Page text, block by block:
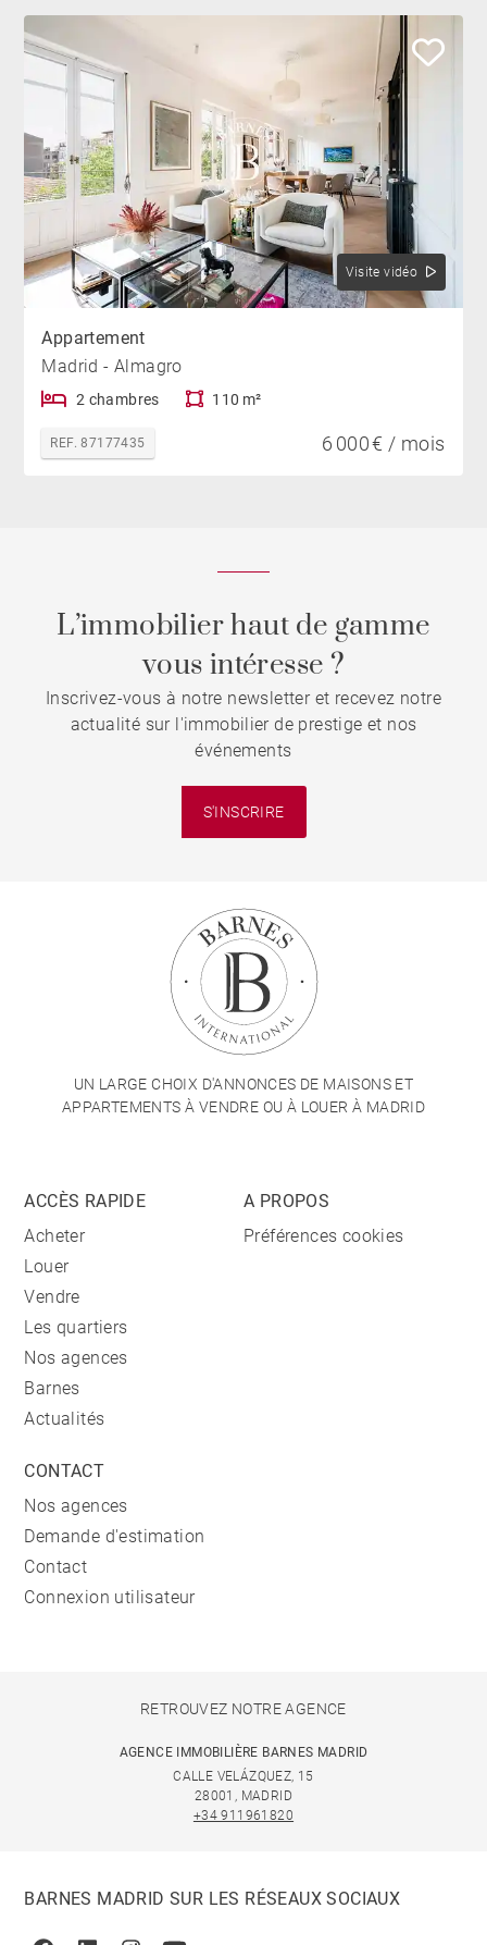
Visite vidéo
Appartement
Madrid - Almagro
2 chambres 110 m²
REF. 87177435 6 000 € / mois
L’immobilier haut de gamme
vous intéresse ?
Inscrivez-vous à notre newsletter et recevez notre
actualité sur l'immobilier de prestige et nos
événements
S'INSCRIRE
UN LARGE CHOIX D'ANNONCES DE MAISONS ET
APPARTEMENTS À VENDRE OU À LOUER À MADRID
ACCÈS RAPIDE
Acheter
Louer
Vendre
Les quartiers
Nos agences
Barnes
Actualités
A PROPOS
Préférences cookies
CONTACT
Nos agences
Demande d'estimation
Contact
Connexion utilisateur
RETROUVEZ NOTRE AGENCE
AGENCE IMMOBILIÈRE BARNES MADRID
CALLE VELÁZQUEZ, 15
28001, MADRID
+34 911961820
BARNES MADRID SUR LES RÉSEAUX SOCIAUX